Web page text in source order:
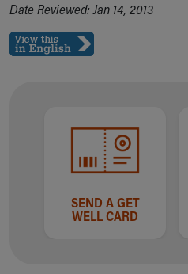
Date Reviewed: Jan 14, 2013
SEND A GET
WELL CARD